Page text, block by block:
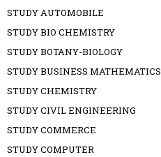
STUDY AUTOMOBILE
STUDY BIO CHEMISTRY
STUDY BOTANY-BIOLOGY
STUDY BUSINESS MATHEMATICS
STUDY CHEMISTRY
STUDY CIVIL ENGINEERING
STUDY COMMERCE
STUDY COMPUTER